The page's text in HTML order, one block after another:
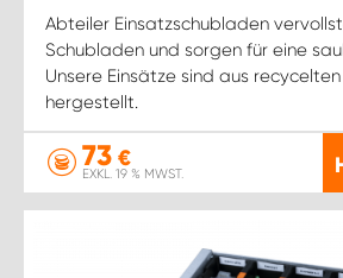
Abteiler Einsatzschubladen
Schubladen und sorgen für eine
Unsere Einsätze sind aus
hergestellt.
73 €
EXKL. 19 % MWST.